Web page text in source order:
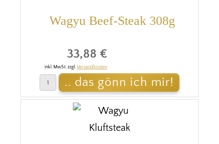
Wagyu Beef-Steak 308g
33,88 €
inkl. MwSt. zzgl.Versandkosten